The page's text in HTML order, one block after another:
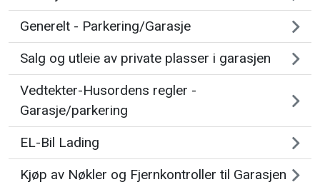
Generelt - Parkering/Garasje
Salg og utleie av private plasser i garasjen
Vedtekter-Husordens regler -
Garasje/parkering
EL-Bil Lading
Kjøp av Nøkler og Fjernkontroller til Garasjen